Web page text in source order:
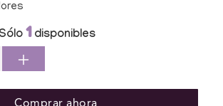
Sólo 1disponibles
Aumentar
cantidad
para